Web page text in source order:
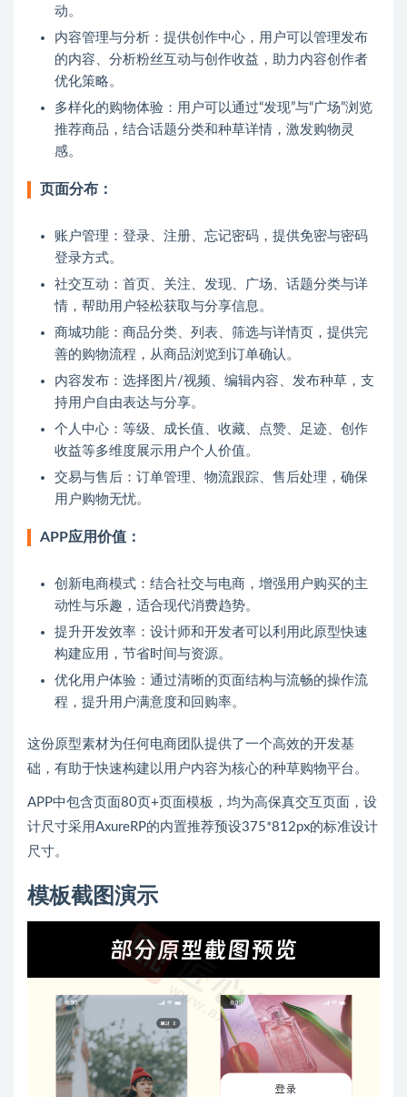
动。
内容管理与分析：提供创作中心，用户可以管理发布
的内容、分析粉丝互动与创作收益，助力内容创作者
优化策略。
多样化的购物体验：用户可以通过“发现”与“广场”浏览
推荐商品，结合话题分类和种草详情，激发购物灵
感。
页面分布：
账户管理：登录、注册、忘记密码，提供免密与密码
登录方式。
社交互动：首页、关注、发现、广场、话题分类与详
情，帮助用户轻松获取与分享信息。
商城功能：商品分类、列表、筛选与详情页，提供完
善的购物流程，从商品浏览到订单确认。
内容发布：选择图片/视频、编辑内容、发布种草，支
持用户自由表达与分享。
个人中心：等级、成长值、收藏、点赞、足迹、创作
收益等多维度展示用户个人价值。
交易与售后：订单管理、物流跟踪、售后处理，确保
用户购物无忧。
APP应用价值：
创新电商模式：结合社交与电商，增强用户购买的主
动性与乐趣，适合现代消费趋势。
提升开发效率：设计师和开发者可以利用此原型快速
构建应用，节省时间与资源。
优化用户体验：通过清晰的页面结构与流畅的操作流
程，提升用户满意度和回购率。
这份原型素材为任何电商团队提供了一个高效的开发基
础，有助于快速构建以用户内容为核心的种草购物平台。
APP中包含页面80页+页面模板，均为高保真交互页面，设
计尺寸采用AxureRP的内置推荐预设375*812px的标准设计
尺寸。
模板截图演示